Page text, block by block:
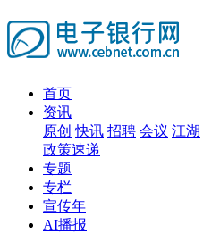
首页
资讯
原创 快讯 招聘 会议 江湖
政策速递
专题
专栏
宣传年
AI播报